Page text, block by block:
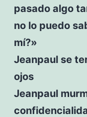
pasado algo
no lo puedo
mí?»
Jeanpaul se
ojos
Jeanpaul